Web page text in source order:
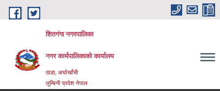
Skip to main content
शितगंगा नगरपालिका
नगर कार्यपालिकाकाे कार्यालय
ठाडा, अर्घाखाँची
लुम्बिनी प्रदेश नेपाल